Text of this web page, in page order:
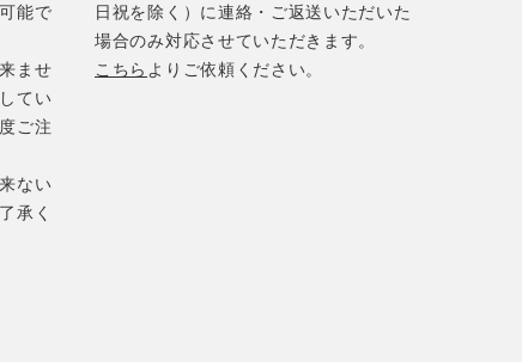
能で
ませ
てい
ご注
ない
承く
日祝を除く）に連絡・ご返送いただいた
場合のみ対応させていただきます。
こちら よりご依頼ください。